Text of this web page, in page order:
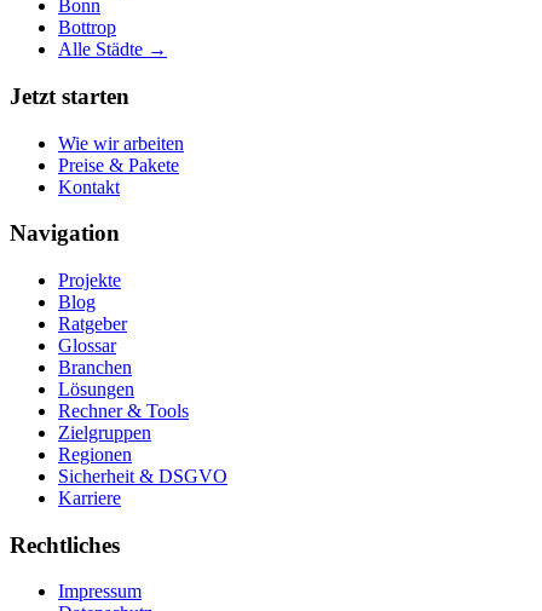
Bonn
Bottrop
Alle Städte →
Jetzt starten
Wie wir arbeiten
Preise & Pakete
Kontakt
Navigation
Projekte
Blog
Ratgeber
Glossar
Branchen
Lösungen
Rechner & Tools
Zielgruppen
Regionen
Sicherheit & DSGVO
Karriere
Rechtliches
Impressum